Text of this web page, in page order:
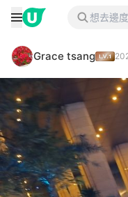
Grace tsang